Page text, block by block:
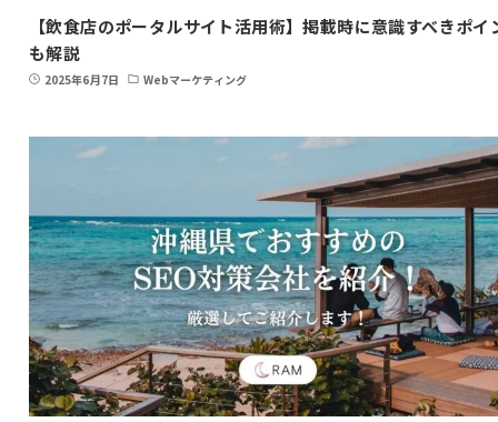
【飲食店のポータルサイト活用術】掲載時に意識すべきポイ
も解説
2025年6月7日 Webマーケティング